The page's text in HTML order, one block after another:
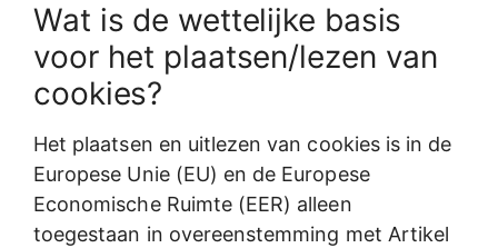
Wat is de wettelijke basis
voor het plaatsen/lezen van
cookies?
Het plaatsen en uitlezen van cookies is in de
Europese Unie (EU) en de Europese
Economische Ruimte (EER) alleen
toegestaan in overeenstemming met Artikel